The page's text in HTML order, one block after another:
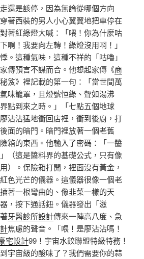
還是該停，因為無論從哪個方向
著西裝的男人小心翼翼地把車停在
著紅綠燈大喊：「喂！你為什麼咕
啊！我要向左轉！綠燈沒用啊！」
。這種氣味，這種不祥的「咕嚕」
傳預言不謀而合。他想起家傳《商
笈》裡記載的第一句：「當世間萬
味籠罩，且燈號恒綠、聲如湯沸
點到來之時。」「七點五個地球
沾沾猛地衝回店裡，衝到後廚，打
面的暗門。暗門裡放著一個老舊
箱的東西。他輸入了密碼：「一醬
（這是醬料界的基礎公式，只有像
）。保險箱打開，裡面沒有黃金，
色光芒的儀器。這儀器很像一個老
著一根彎曲的、像韭菜一樣的天
，按下通話鈕。儀器發出「滋
牙醫診所設計傳來一陣高八度、急
焦慮的聲音。「喂！是廖沾沾嗎！
宅設計99！宇宙水餃聯盟特級特務！
宇宙級的酸味了？我們需要你的蒜